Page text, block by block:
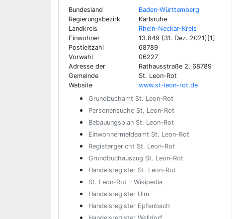
Bundesland
Baden-Württemberg
Regierungsbezirk
Karlsruhe
Landkreis
Rhein-Neckar-Kreis
Einwohner
13.849 (31. Dez. 2021)[1]
Postleitzahl
68789
Vorwahl
06227
Adresse der
Gemeinde
Rathausstraße 2, 68789
St. Leon-Rot
Website
www.st-leon-rot.de
Grundbuchamt St. Leon-Rot
Personensuche St. Leon-Rot
Bebauungsplan St. Leon-Rot
Einwohnermeldeamt St. Leon-Rot
Registergericht St. Leon-Rot
Grundbuchauszug St. Leon-Rot
Handelsregister St. Leon-Rot
St. Leon-Rot – Wikipedia
Handelsregister Ulm
Handelsregister Epfenbach